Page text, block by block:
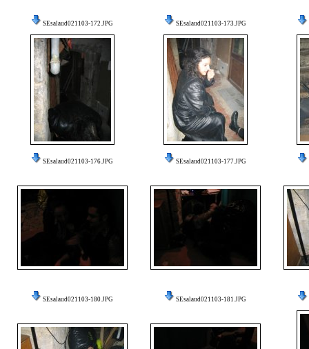
SEsalaud021103-172.JPG SEsalaud021103-173.JPG
SEsalaud021103-176.JPG SEsalaud021103-177.JPG
SEsalaud021103-180.JPG SEsalaud021103-181.JPG